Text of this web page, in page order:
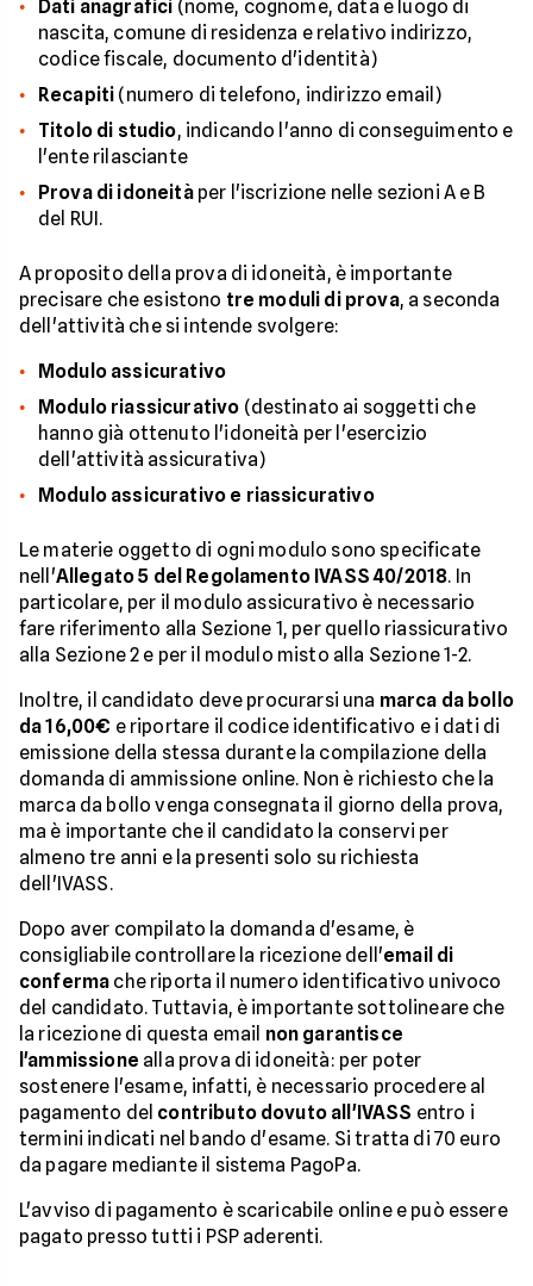
Dati anagrafici (nome, cognome, data e luogo di
nascita, comune di residenza e relativo indirizzo,
codice fiscale, documento d'identità)
Recapiti (numero di telefono, indirizzo email)
Titolo di studio, indicando l'anno di conseguimento e
l'ente rilasciante
Prova di idoneitàper l'iscrizione nelle sezioni A e B
del RUI.
A proposito della prova di idoneità, è importante
precisare che esistono tre moduli di prova, a seconda
dell'attività che si intende svolgere:
Modulo assicurativo
Modulo riassicurativo (destinato ai soggetti che
hanno già ottenuto l'idoneità per l'esercizio
dell'attività assicurativa)
Modulo assicurativo e riassicurativo
Le materie oggetto di ogni modulo sono specificate
nell'Allegato 5 del Regolamento IVASS 40/2018. In
particolare, per il modulo assicurativo è necessario
fare riferimento alla Sezione 1, per quello riassicurativo
alla Sezione 2 e per il modulo misto alla Sezione 1-2.
Inoltre, il candidato deve procurarsi una marca da bollo
da 16,00€ e riportare il codice identificativo e i dati di
emissione della stessa durante la compilazione della
domanda di ammissione online. Non è richiesto che la
marca da bollo venga consegnata il giorno della prova,
ma è importante che il candidato la conservi per
almeno tre anni e la presenti solo su richiesta
dell'IVASS.
Dopo aver compilato la domanda d'esame, è
consigliabile controllare la ricezione dell'email di
conferma che riporta il numero identificativo univoco
del candidato. Tuttavia, è importante sottolineare che
la ricezione di questa email non garantisce
l'ammissione alla prova di idoneità: per poter
sostenere l'esame, infatti, è necessario procedere al
pagamento del contributo dovuto all'IVASS entro i
termini indicati nel bando d'esame. Si tratta di 70 euro
da pagare mediante il sistema PagoPa.
L'avviso di pagamento è scaricabile online e può essere
pagato presso tutti i PSP aderenti.